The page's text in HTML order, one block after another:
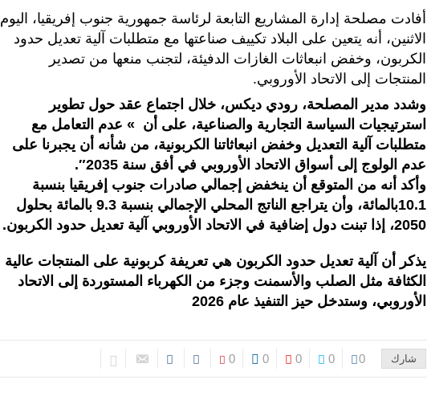
أفادت مصلحة إدارة المشاريع التابعة لرئاسة جمهورية جنوب إفريقيا، اليوم
الاثنين، أنه يتعين على البلاد تكييف صناعتها مع متطلبات آلية تعديل حدود
الكربون، وخفض انبعاثات الغازات الدفيئة، لتجنب منعها من تصدير
المنتجات إلى الاتحاد الأوروبي.
وشدد مدير المصلحة، رودي ديكس، خلال اجتماع عقد حول تطوير
استرتيجيات السياسة التجارية والصناعية، على أن » عدم التعامل مع
متطلبات آلية التعديل وخفض انبعاثاتنا الكربونية، من شأنه أن يجبرنا على
عدم الولوج إلى أسواق الاتحاد الأوروبي في أفق سنة 2035″.
وأكد أنه من المتوقع أن ينخفض إجمالي صادرات جنوب إفريقيا بنسبة
10.1بالمائة، وأن يتراجع الناتج المحلي الإجمالي بنسبة 9.3 بالمائة بحلول
2050، إذا تبنت دول إضافية في الاتحاد الأوروبي آلية تعديل حدود الكربون.
يذكر أن آلية تعديل حدود الكربون هي تعريفة كربونية على المنتجات عالية
الكثافة مثل الصلب والأسمنت وجزء من الكهرباء المستوردة إلى الاتحاد
الأوروبي، وستدخل حيز التنفيذ عام 2026
شارك 0
0
0
0
0